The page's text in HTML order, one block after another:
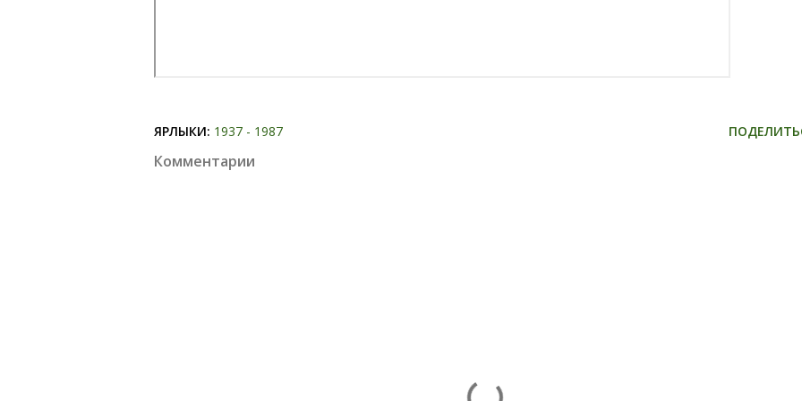
ЯРЛЫКИ: 1937 - 1987
Комментарии